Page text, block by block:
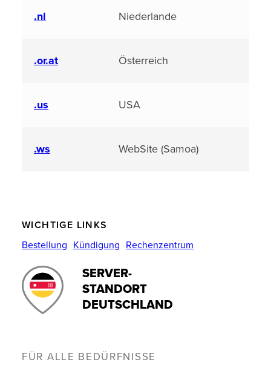
.nl Niederlande
.or.at Österreich
.us USA
.ws WebSite (Samoa)
WICHTIGE LINKS
Bestellung Kündigung Rechenzentrum
SERVER-
STANDORT
DEUTSCHLAND
FÜR ALLE BEDÜRFNISSE